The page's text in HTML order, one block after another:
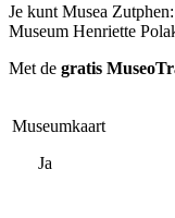
Je kunt Musea
Museum Henriette
Met de gratis
Museumkaart
Ja